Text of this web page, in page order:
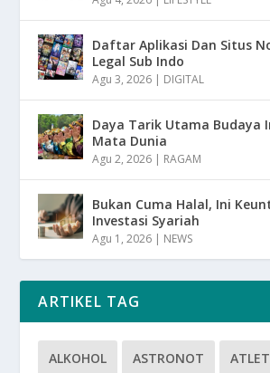
Daftar Aplikasi Dan Situs
Legal Sub Indo
Agu 3, 2026 | DIGITAL
Daya Tarik Utama Budaya
Mata Dunia
Agu 2, 2026 | RAGAM
Bukan Cuma Halal, Ini
Investasi Syariah
Agu 1, 2026 | NEWS
ARTIKEL TAG
ALKOHOL ASTRONOT